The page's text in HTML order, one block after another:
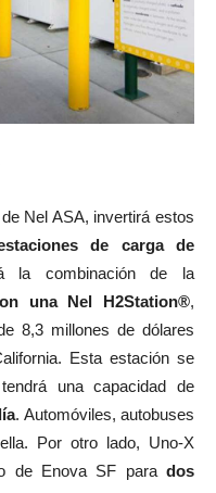
Nel ASA, invertirá estos
de carga de
la combinación de la
una Nel H2Station®,
8,3 millones de dólares
Esta estación se
una capacidad de
. Automóviles, autobuses
Por otro lado, Uno-X
de Enova SF para dos